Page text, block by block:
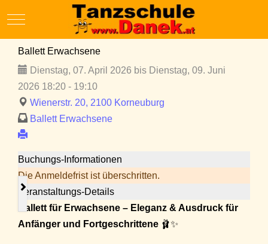
Mobile Menu Toggle
Ballett Erwachsene
Dienstag, 07. April 2026 bis Dienstag, 09. Juni
2026 18:20 - 19:10
Wienerstr. 20, 2100 Korneuburg
Ballett Erwachsene
Buchungs-Informationen
Die Anmeldefrist ist überschritten.
Veranstaltungs-Details
Ballett für Erwachsene – Eleganz & Ausdruck für
Anfänger und Fortgeschrittene 🩰✨